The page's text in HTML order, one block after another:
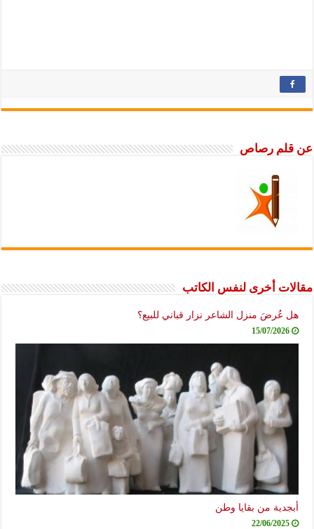
عن قلم رصاص
مقالات أخرى لنفس الكاتب
هل عُرضَ منزل الشاعر نزار قباني للبيع؟
15/07/2026
أبجدية من بقايا وطن
22/06/2025